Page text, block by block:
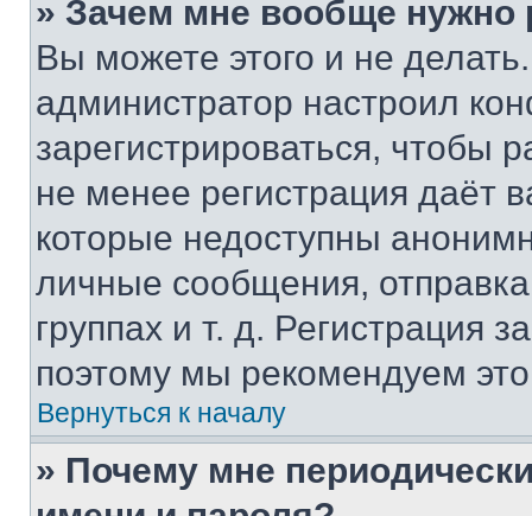
» Зачем мне вообще нужно
Вы можете этого и не
администратор настроил
зарегистрироваться, чтобы
не менее регистрация даёт
которые недоступны
личные сообщения,
группах и т. д. Регистрация
поэтому мы рекомендуем
Вернуться к началу
» Почему мне